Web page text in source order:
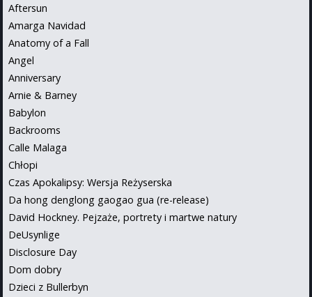
Aftersun
Amarga Navidad
Anatomy of a Fall
Angel
Anniversary
Arnie & Barney
Babylon
Backrooms
Calle Malaga
Chłopi
Czas Apokalipsy: Wersja Reżyserska
Da hong denglong gaogao gua (re-release)
David Hockney. Pejzaże, portrety i martwe natury
DeUsynlige
Disclosure Day
Dom dobry
Dzieci z Bullerbyn